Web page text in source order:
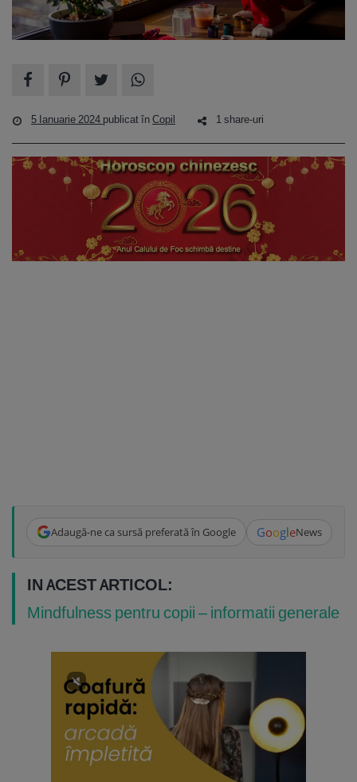
5 Ianuarie 2024 publicat înCopil 1 share-uri
Adaugă-ne ca sursă preferată în Google GoogleNews
IN ACEST ARTICOL:
Mindfulness pentru copii – informatii generale